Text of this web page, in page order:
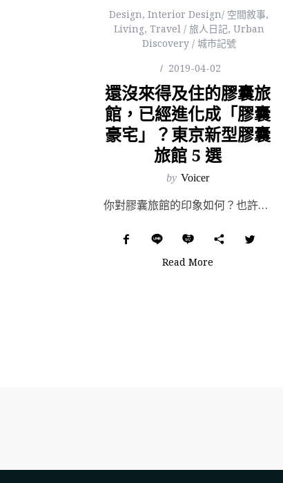
Design, Interior Design/ 空間敘事,
Living, Travel / 旅人日記, Urban
Discovery / 城市記號
2019-04-02
還沒來得及住的膠囊旅
館，已經進化成「膠囊
豪宅」？東京新型膠囊
旅館 5 選
by Voicer
你對膠囊旅館的印象如何？也許最初選擇鑽進膠囊旅館，是因為「窮」，那麼時至今日，東京的膠囊旅館早已不斷...
Read More